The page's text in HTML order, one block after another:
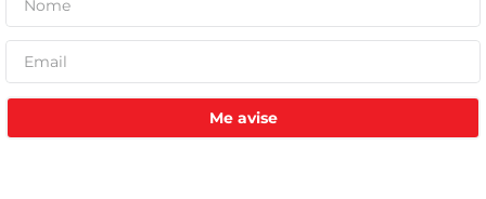
Me avise